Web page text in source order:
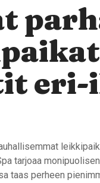
eri-
tarjoaa
taas perheen